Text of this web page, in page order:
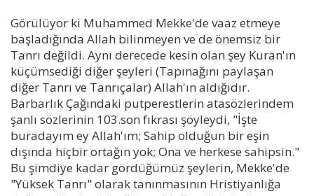
Görülüyor ki Muhammed Mekke'de vaaz etmeye
başladığında Allah bilinmeyen ve de önemsiz bir
Tanrı değildi. Aynı derecede kesin olan şey Kuran'ın
küçümsediği diğer şeyleri (Tapınağını paylaşan
diğer Tanrı ve Tanrıçalar) Allah'ın aldığıdır.
Barbarlık Çağındaki putperestlerin atasözlerindem
şanlı sözlerinin 103.son fıkrası şöyleydi, "İşte
buradayım ey Allah'ım; Sahip olduğun bir eşin
dışında hiçbir ortağın yok; Ona ve herkese sahipsin."
Bu şimdiye kadar gördüğümüz şeylerin, Mekke'de
"Yüksek Tanrı" olarak tanınmasının Hristiyanlığa